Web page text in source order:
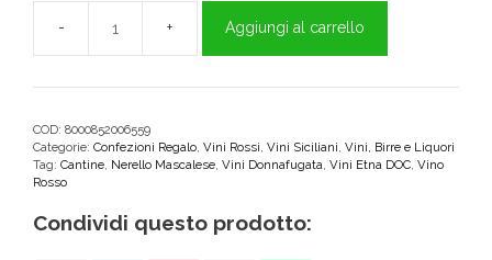
Fragore
Etna
Rosso
Contrada
Montelaguardia
Aggiungi al carrello
COD: 8000852006559
Categorie: Confezioni Regalo Vini Rossi Vini Siciliani Vini, Birre e Liquori
Tag: Cantine Nerello Mascalese Vini Donnafugata Vini Etna DOC Vino
Rosso
Condividi questo prodotto: